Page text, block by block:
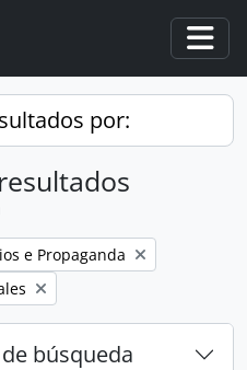
por:
e Propaganda
búsqueda